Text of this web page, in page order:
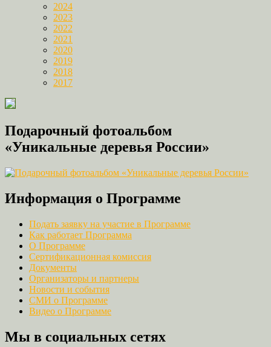
2024
2023
2022
2021
2020
2019
2018
2017
Подарочный фотоальбом
«Уникальные деревья России»
Информация о Программе
Подать заявку на участие в Программе
Как работает Программа
О Программе
Сертификационная комиссия
Документы
Организаторы и партнеры
Новости и события
СМИ о Программе
Видео о Программе
Мы в социальных сетях